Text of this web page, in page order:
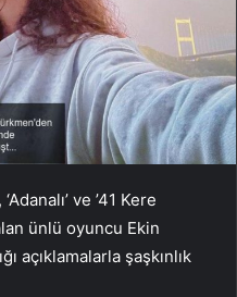
ve ’41 Kere
ünlü oyuncu Ekin
açıklamalarla şaşkınlık